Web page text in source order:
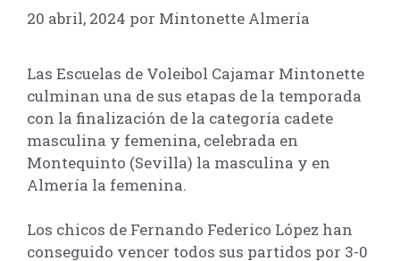
20 abril, 2024 por Mintonette Almería
Las Escuelas de Voleibol Cajamar Mintonette
culminan una de sus etapas de la temporada
con la finalización de la categoría cadete
masculina y femenina, celebrada en
Montequinto (Sevilla) la masculina y en
Almería la femenina.
Los chicos de Fernando Federico López han
conseguido vencer todos sus partidos por 3-0